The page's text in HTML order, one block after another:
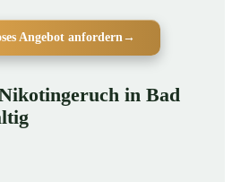
Angebot anfordern →
in Bad